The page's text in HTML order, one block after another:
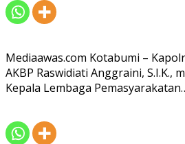
Mediaawas.com Kotabumi –
AKBP Raswidiati Anggraini, S.I.K.,
Kepala Lembaga